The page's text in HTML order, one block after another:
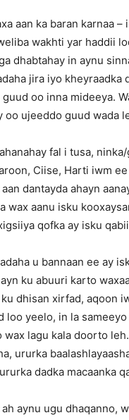
aan ka baran karnaa –
wakhti yar haddii
dhabtahay in aynu
jira iyo kheyraadka
oo inna mideeya.
oo ujeeddo guud wada
fal i tusa,
Ciise, Harti iwm
dantayda ahayn
wax aanu isku
qofka ay isku
u bannaan ee ay
ku abuuri karto
dhisan xirfad, aqoon
loo yeelo, in la
wax lagu kala doorto
ururka
dadka macaanka
aynu ugu dhaqanno,